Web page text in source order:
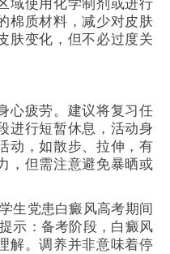
域使用化学制剂或进行
棉质材料，减少对皮肤
肤变化，但不必过度关
疲劳。建议将复习任
进行短暂休息，活动身
动，如散步、拉伸，有
，但需注意避免暴晒或
党患白癜风高考期间
示：备考阶段，白癜风
解。调养并非意味着停